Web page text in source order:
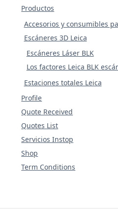
Productos
Accesorios y consumibles
Escáneres 3D Leica
Escáneres Láser BLK
Los factores Leica BLK
Estaciones totales Leica
Profile
Quote Received
Quotes List
Servicios Instop
Shop
Term Conditions